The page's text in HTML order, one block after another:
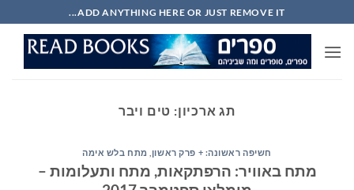
to
content
ADD ANYTHING HERE OR JUST REMOVE IT...
תג ארכיון: טים ויבר
חשיפה ראשונה: + פרק ראשון מתח בלש אימה
מתח באוויר: הרפתקאות, מתח ותעלומות –